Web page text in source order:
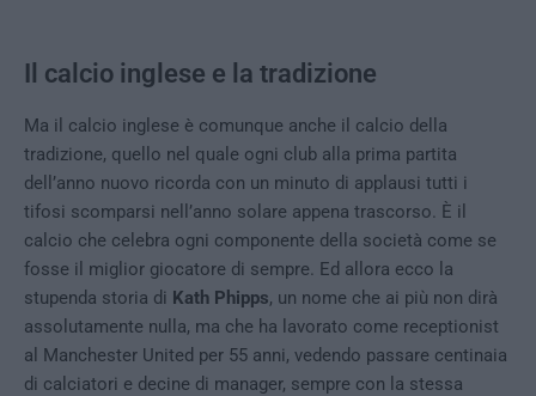
Il calcio inglese e la tradizione
Ma il calcio inglese è comunque anche il calcio della
tradizione, quello nel quale ogni club alla prima partita
dell’anno nuovo ricorda con un minuto di applausi tutti i
tifosi scomparsi nell’anno solare appena trascorso. È il
calcio che celebra ogni componente della società come se
fosse il miglior giocatore di sempre. Ed allora ecco la
stupenda storia di Kath Phipps, un nome che ai più non dirà
assolutamente nulla, ma che ha lavorato come receptionist
al Manchester United per 55 anni, vedendo passare centinaia
di calciatori e decine di manager, sempre con la stessa